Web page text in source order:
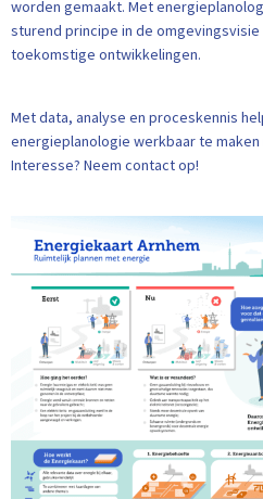
worden gemaakt. Met
sturend principe in de
toekomstige ontwikkelingen.
Met data, analyse en proceskennis
energieplanologie werkbaar te
Interesse? Neem contact op!